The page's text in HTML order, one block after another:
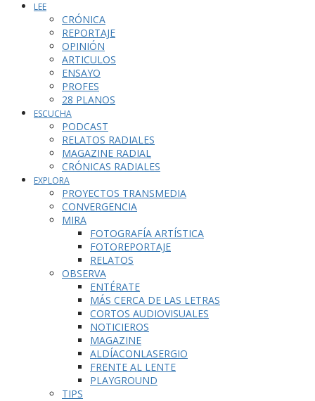
LEE
CRÓNICA
REPORTAJE
OPINIÓN
ARTICULOS
ENSAYO
PROFES
28 PLANOS
ESCUCHA
PODCAST
RELATOS RADIALES
MAGAZINE RADIAL
CRÓNICAS RADIALES
EXPLORA
PROYECTOS TRANSMEDIA
CONVERGENCIA
MIRA
FOTOGRAFÍA ARTÍSTICA
FOTOREPORTAJE
RELATOS
OBSERVA
ENTÉRATE
MÁS CERCA DE LAS LETRAS
CORTOS AUDIOVISUALES
NOTICIEROS
MAGAZINE
ALDÍACONLASERGIO
FRENTE AL LENTE
PLAYGROUND
TIPS